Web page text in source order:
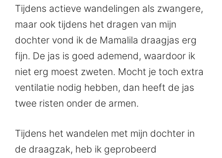
Tijdens actieve wandelingen als zwangere,
maar ook tijdens het dragen van mijn
dochter vond ik de Mamalila draagjas erg
fijn. De jas is goed ademend, waardoor ik
niet erg moest zweten. Mocht je toch extra
ventilatie nodig hebben, dan heeft de jas
twee risten onder de armen.
Tijdens het wandelen met mijn dochter in
de draagzak, heb ik geprobeerd